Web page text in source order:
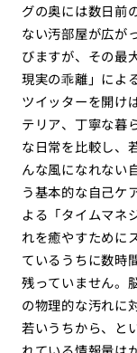
グの奥には数日前
ない汚部屋が広が
びますが、その最
現実の乖離」によ
ツイッターを開け
テリア、丁寧な暮
な日常を比較し、
んな風になれない
う基本的な自己ケ
よる「タイムマネ
れを癒やすために
ているうちに数時
残っていません。
の物理的な汚れに
若いうちから、と